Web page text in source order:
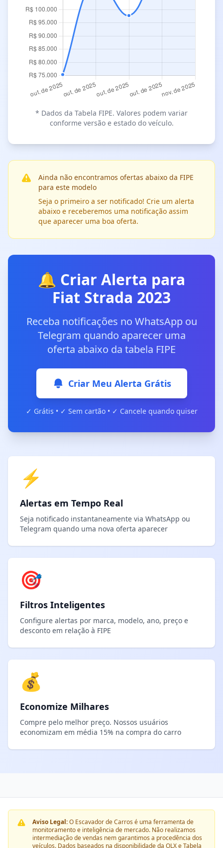
* Dados da Tabela FIPE. Valores podem variar
conforme versão e estado do veículo.
Ainda não encontramos ofertas abaixo da FIPE
para este modelo
Seja o primeiro a ser notificado! Crie um alerta
abaixo e receberemos uma notificação assim
que aparecer uma boa oferta.
🔔 Criar Alerta para
Fiat Strada 2023
Receba notificações no WhatsApp ou
Telegram quando aparecer uma
oferta abaixo da tabela FIPE
Criar Meu Alerta Grátis
✓ Grátis • ✓ Sem cartão • ✓ Cancele quando quiser
⚡
Alertas em Tempo Real
Seja notificado instantaneamente via WhatsApp ou
Telegram quando uma nova oferta aparecer
🎯
Filtros Inteligentes
Configure alertas por marca, modelo, ano, preço e
desconto em relação à FIPE
💰
Economize Milhares
Compre pelo melhor preço. Nossos usuários
economizam em média 15% na compra do carro
Aviso Legal:O Escavador de Carros é uma ferramenta de
monitoramento e inteligência de mercado. Não realizamos
intermediação de vendas nem garantimos a procedência dos
veículos. Dados baseados na disponibilidade da OLX e Tabela